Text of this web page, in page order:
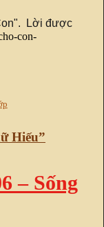
Lời được
con-
Hiếu”
– Sống